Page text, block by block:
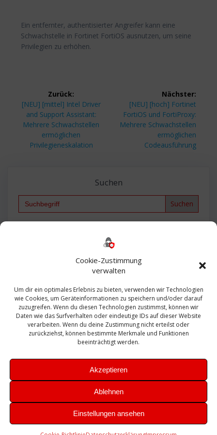
Cookie-Zustimmung
verwalten
Um dir ein optimales Erlebnis zu bieten, verwenden wir Technologien
wie Cookies, um Geräteinformationen zu speichern und/oder darauf
zuzugreifen. Wenn du diesen Technologien zustimmst, können wir
Daten wie das Surfverhalten oder eindeutige IDs auf dieser Website
verarbeiten. Wenn du deine Zustimmung nicht erteilst oder
zurückziehst, können bestimmte Merkmale und Funktionen
beeinträchtigt werden.
Akzeptieren
Ablehnen
Einstellungen ansehen
Ein entfernter, authentisierter Angreifer kann eine
Schwachstelle in Fortinet FortiOS ausnutzen, um seine
Privilegien zu erhöhen.
Beitragsnavigation
Zurück:
Vorheriger
Beitrag:
[NEU] [mittel] Intel Driver
and Support Assistant:
Mehrere Schwachstellen
ermöglichen
Privilegieneskalation
Nächster:
Nächster
Beitrag:
[NEU] [hoch] Fortinet
FortiOS und FortiProxy:
Mehrere Schwachstellen
ermöglichen
Codeausführung
Suchen
Search
Bautagebuch
Exchange firewall Fritzbox
Microsoft
Sanierung SBS Security Server Sicherheit
Sicherung SIEM Sophos SSL Ubuntu
Update Upgrade UTM VCenter VCSA Veeam
VMWare VPN WAZUH Windows
Zertifikat
Theme